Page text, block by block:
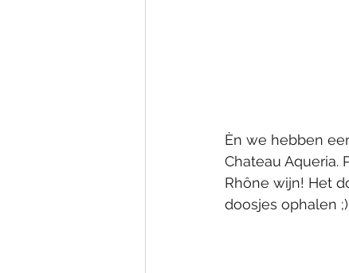
Èn we hebben
Chateau Aqueria.
Rhône wijn! Het
doosjes ophalen ;)